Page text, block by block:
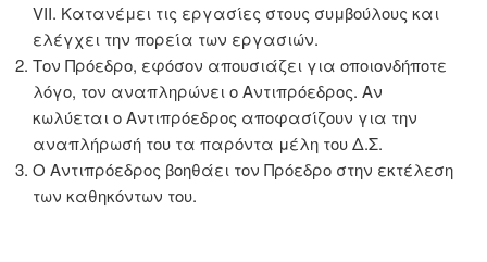
VII. Κατανέμει τις εργασίες στους συμβούλους και
ελέγχει την πορεία των εργασιών.
Τον Πρόεδρο, εφόσον απουσιάζει για οποιονδήποτε
λόγο, τον αναπληρώνει ο Αντιπρόεδρος. Αν
κωλύεται ο Αντιπρόεδρος αποφασίζουν για την
αναπλήρωσή του τα παρόντα μέλη του Δ.Σ.
Ο Αντιπρόεδρος βοηθάει τον Πρόεδρο στην εκτέλεση
των καθηκόντων του.